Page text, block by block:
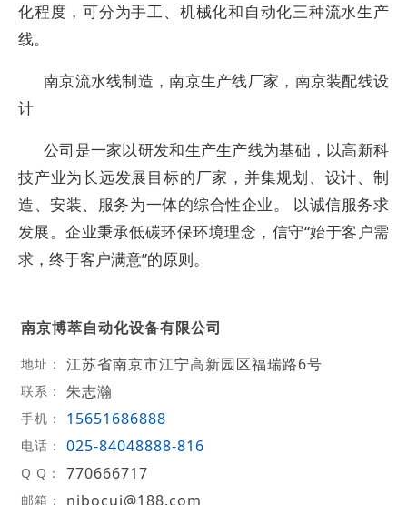
化程度，可分为手工、机械化和自动化三种流水生产
线。
南京流水线制造，南京生产线厂家，南京装配线设
计
公司是一家以研发和生产生产线为基础，以高新科
技产业为长远发展目标的厂家，并集规划、设计、制
造、安装、服务为一体的综合性企业。 以诚信服务求
发展。企业秉承低碳环保环境理念，信守“始于客户需
求，终于客户满意”的原则。
南京博萃自动化设备有限公司
地址： 江苏省南京市江宁高新园区福瑞路6号
联系： 朱志瀚
手机： 15651686888
电话： 025-84048888-816
Q Q： 770666717
邮箱： njbocui@188.com